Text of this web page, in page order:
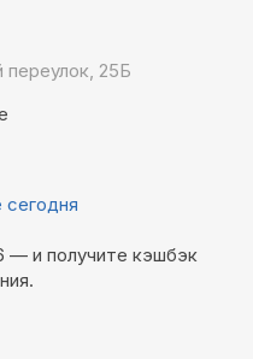
25Б
сегодня
— и получите кэшбэк